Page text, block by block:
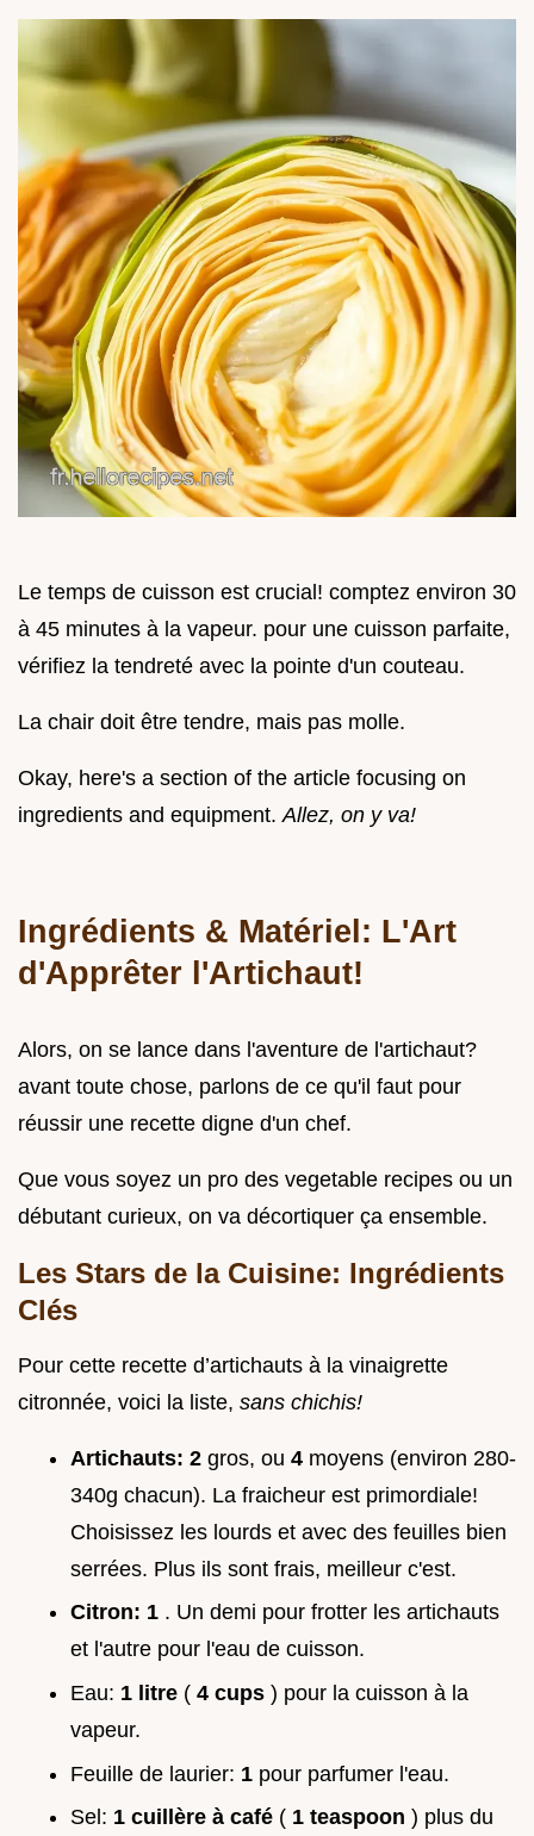
Le temps de cuisson est crucial! comptez environ 30
à 45 minutes à la vapeur. pour une cuisson parfaite,
vérifiez la tendreté avec la pointe d'un couteau.
La chair doit être tendre, mais pas molle.
Okay, here's a section of the article focusing on
ingredients and equipment. Allez, on y va!
Ingrédients & Matériel: L'Art
d'Apprêter l'Artichaut!
Alors, on se lance dans l'aventure de l'artichaut?
avant toute chose, parlons de ce qu'il faut pour
réussir une recette digne d'un chef.
Que vous soyez un pro des vegetable recipes ou un
débutant curieux, on va décortiquer ça ensemble.
Les Stars de la Cuisine: Ingrédients
Clés
Pour cette recette d’artichauts à la vinaigrette
citronnée, voici la liste, sans chichis!
Artichauts: 2 gros, ou 4 moyens (environ 280-
340g chacun). La fraicheur est primordiale!
Choisissez les lourds et avec des feuilles bien
serrées. Plus ils sont frais, meilleur c'est.
Citron: 1 . Un demi pour frotter les artichauts
et l'autre pour l'eau de cuisson.
Eau: 1 litre ( 4 cups ) pour la cuisson à la
vapeur.
Feuille de laurier: 1 pour parfumer l'eau.
Sel: 1 cuillère à café ( 1 teaspoon ) plus du